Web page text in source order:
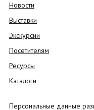
Новости
Выставки
Экскурсии
Посетителям
Ресурсы
Каталоги
Персональные данные